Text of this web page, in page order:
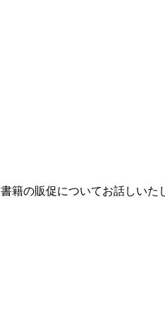
籍の販促についてお話しいた